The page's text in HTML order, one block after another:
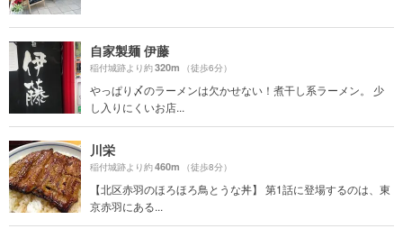
自家製麺 伊藤
稲付城跡より約320m （徒歩6分）
やっぱり〆のラーメンは欠かせない！煮干し系ラーメン。 少
し入りにくいお店...
川栄
稲付城跡より約460m （徒歩8分）
【北区赤羽のほろほろ鳥とうな丼】 第1話に登場するのは、東
京赤羽にある...